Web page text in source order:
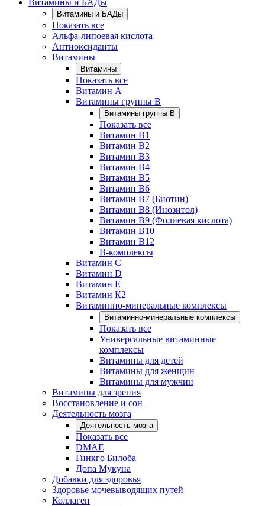
Витамины и БАДы
Показать все
Альфа-липоевая кислота
Антиоксиданты
Витамины
Витамины
Показать все
Витамин A
Витамины группы B
Витамины группы B
Показать все
Витамин B1
Витамин B2
Витамин B3
Витамин B4
Витамин B5
Витамин B6
Витамин B7 (Биотин)
Витамин B8 (Инозитол)
Витамин B9 (Фолиевая кислота)
Витамин B10
Витамин B12
B-комплексы
Витамин C
Витамин D
Витамин E
Витамин К2
Витаминно-минеральные комплексы
Витаминно-минеральные комплексы
Показать все
Универсальные витаминные
комплексы
Витамины для детей
Витамины для женщин
Витамины для мужчин
Витамины для зрения
Восстановление и сон
Деятельность мозга
Деятельность мозга
Показать все
DMAE
Гинкго Билоба
Допа Мукуна
Добавки для здоровья
Здоровье мочевыводящих путей
Коллаген